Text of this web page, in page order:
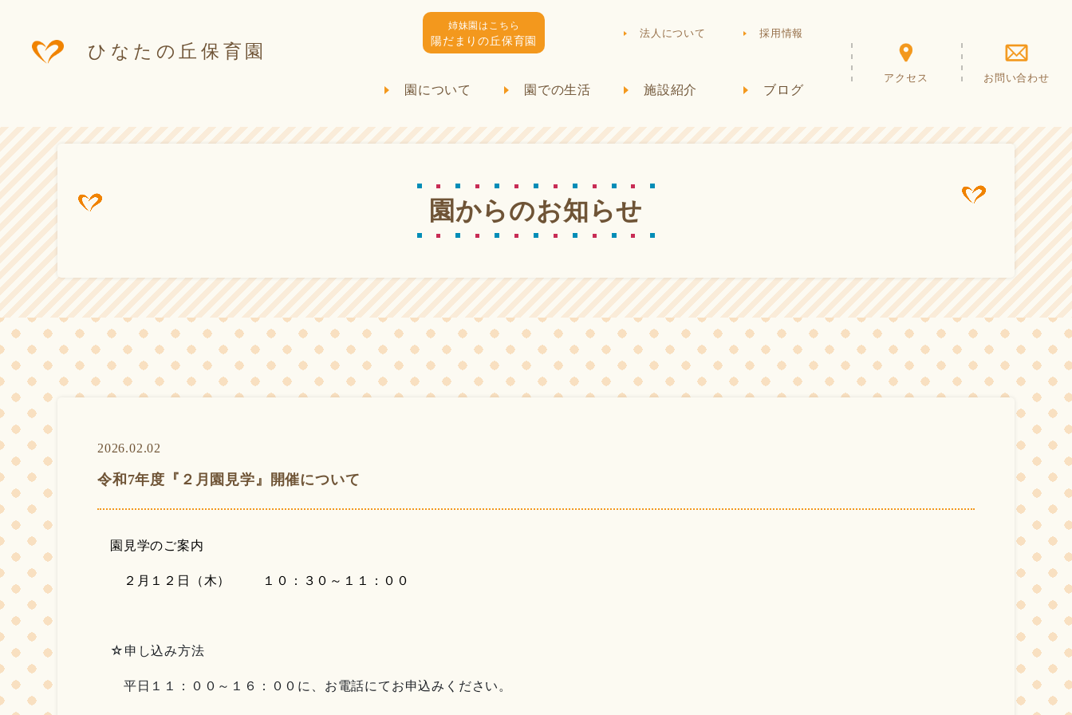
ひなたの丘保育園
姉妹園はこちら
陽だまりの丘保育園
法人について 採用情報
園について 園での生活 施設紹介 ブログ
アクセス お問い合わせ
園からのお知らせ
2026.02.02
令和7年度『２月園見学』開催について
園見学のご案内
２月１２日（木） １０：３０～１１：００
☆申し込み方法
平日１１：００～１６：００に、お電話にてお申込みください。